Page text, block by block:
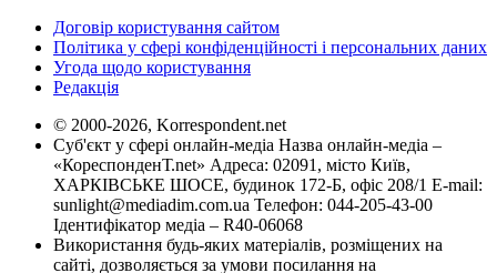
Договір користування сайтом
Політика у сфері конфіденційності і персональних даних
Угода щодо користування
Редакція
© 2000-2026, Korrespondent.net
Суб'єкт у сфері онлайн-медіа Назва онлайн-медіа –
«КореспонденТ.net» Адреса: 02091, місто Київ,
ХАРКІВСЬКЕ ШОСЕ, будинок 172-Б, офіс 208/1 E-mail:
sunlight@mediadim.com.ua Телефон: 044-205-43-00
Ідентифікатор медіа – R40-06068
Використання будь-яких матеріалів, розміщених на
сайті, дозволяється за умови посилання на